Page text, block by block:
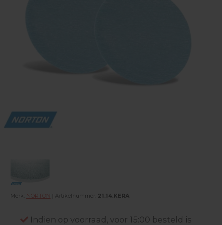
Merk: NORTON | Artikelnummer: 21.14.KERA
Indien op voorraad, voor 15:00 besteld is